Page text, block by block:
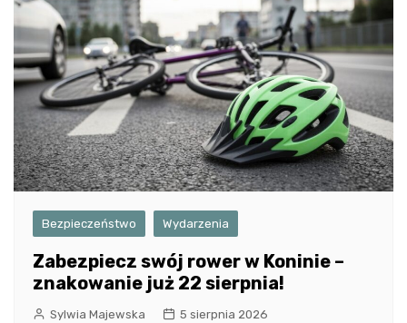
Bezpieczeństwo Wydarzenia
Zabezpiecz swój rower w Koninie –
znakowanie już 22 sierpnia!
Sylwia Majewska 5 sierpnia 2026